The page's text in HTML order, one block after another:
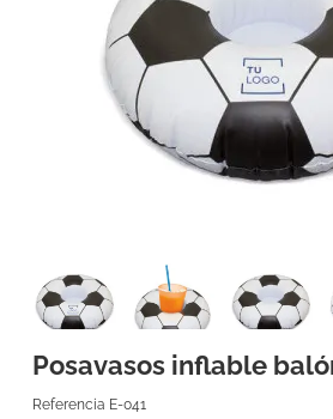
Posavasos inflable
Referencia E-041